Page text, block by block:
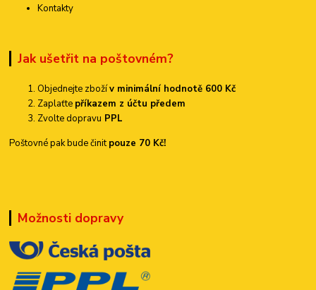
Kontakty
Jak ušetřit na poštovném?
Objednejte zbožív minimální hodnotě 600 Kč
Zaplaťte příkazem z účtu předem
Zvolte dopravu PPL
Poštovné pak bude činitpouze 70 Kč!
Možnosti dopravy